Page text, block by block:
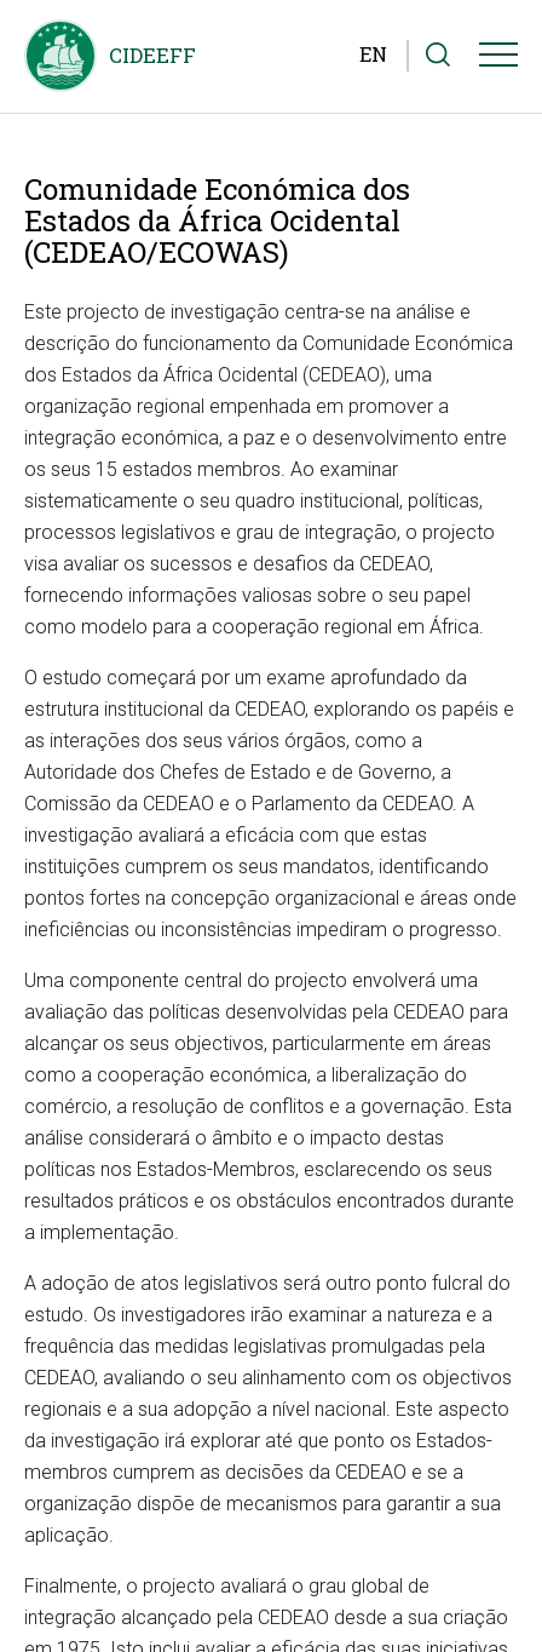
EN
Comunidade Económica dos
Estados da África Ocidental
(CEDEAO/ECOWAS)
Este projecto de investigação centra-se na análise e
descrição do funcionamento da Comunidade Económica
dos Estados da África Ocidental (CEDEAO), uma
organização regional empenhada em promover a
integração económica, a paz e o desenvolvimento entre
os seus 15 estados membros. Ao examinar
sistematicamente o seu quadro institucional, políticas,
processos legislativos e grau de integração, o projecto
visa avaliar os sucessos e desafios da CEDEAO,
fornecendo informações valiosas sobre o seu papel
como modelo para a cooperação regional em África.
O estudo começará por um exame aprofundado da
estrutura institucional da CEDEAO, explorando os papéis e
as interações dos seus vários órgãos, como a
Autoridade dos Chefes de Estado e de Governo, a
Comissão da CEDEAO e o Parlamento da CEDEAO. A
investigação avaliará a eficácia com que estas
instituições cumprem os seus mandatos, identificando
pontos fortes na concepção organizacional e áreas onde
ineficiências ou inconsistências impediram o progresso.
Uma componente central do projecto envolverá uma
avaliação das políticas desenvolvidas pela CEDEAO para
alcançar os seus objectivos, particularmente em áreas
como a cooperação económica, a liberalização do
comércio, a resolução de conflitos e a governação. Esta
análise considerará o âmbito e o impacto destas
políticas nos Estados-Membros, esclarecendo os seus
resultados práticos e os obstáculos encontrados durante
a implementação.
A adoção de atos legislativos será outro ponto fulcral do
estudo. Os investigadores irão examinar a natureza e a
frequência das medidas legislativas promulgadas pela
CEDEAO, avaliando o seu alinhamento com os objectivos
regionais e a sua adopção a nível nacional. Este aspecto
da investigação irá explorar até que ponto os Estados-
membros cumprem as decisões da CEDEAO e se a
organização dispõe de mecanismos para garantir a sua
aplicação.
Finalmente, o projecto avaliará o grau global de
integração alcançado pela CEDEAO desde a sua criação